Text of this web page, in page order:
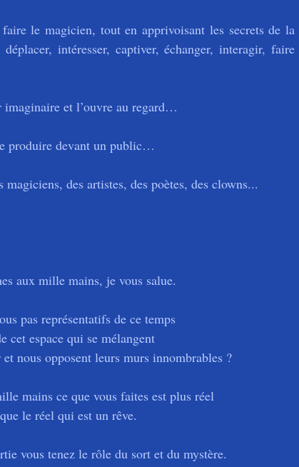
le magicien, tout en apprivoisant les secrets de la
intéresser, captiver, échanger, interagir, faire
et l’ouvre au regard…
produire devant un public…
des artistes, des poètes, des clowns...
aux mille mains, je vous salue.
pas représentatifs de ce temps
cet espace qui se mélangent
nous opposent leurs murs innombrables ?
mains ce que vous faites est plus réel
que le réel qui est un rêve.
vous tenez le rôle du sort et du mystère.